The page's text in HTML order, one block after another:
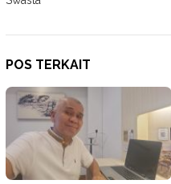
POS TERKAIT